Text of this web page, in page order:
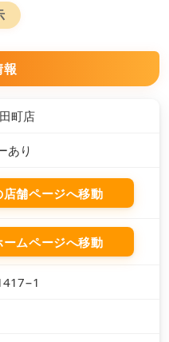
町店
あり
店舗ページへ移動
ームページへ移動